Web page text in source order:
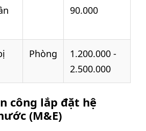
90.000
Phòng
1.200.000 -
2.500.000
công lắp đặt hệ
(M&E)